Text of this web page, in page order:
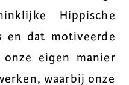
Hippische
en dat motiveerde
eigen manier
waarbij onze